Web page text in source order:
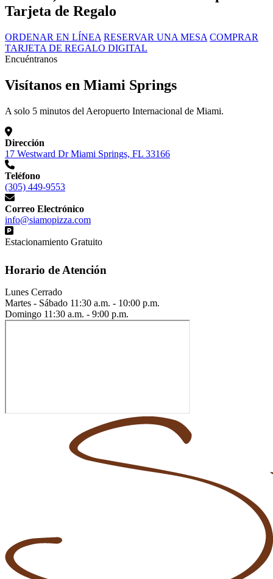
Tarjeta de Regalo
ORDENAR EN LÍNEA RESERVAR UNA MESA COMPRAR
TARJETA DE REGALO DIGITAL
Encuéntranos
Visítanos en Miami Springs
A solo 5 minutos del Aeropuerto Internacional de Miami.
Dirección
17 Westward Dr Miami Springs, FL 33166
Teléfono
(305) 449-9553
Correo Electrónico
info@siamopizza.com
Estacionamiento Gratuito
Horario de Atención
Lunes Cerrado
Martes - Sábado 11:30 a.m. - 10:00 p.m.
Domingo 11:30 a.m. - 9:00 p.m.